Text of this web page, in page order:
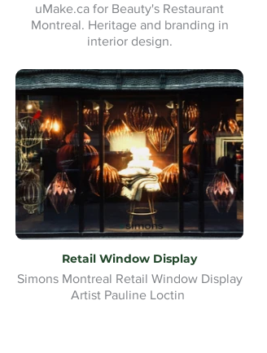
uMake.ca for Beauty's Restaurant
Montreal. Heritage and branding in
interior design.
Retail Window Display
Simons Montreal Retail Window Display
Artist Pauline Loctin